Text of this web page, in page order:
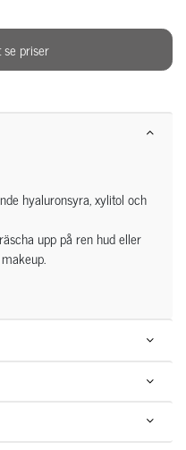
priser
hyaluronsyra, xylitol och
upp på ren hud eller